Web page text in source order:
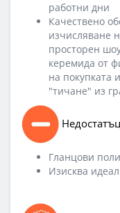
работни дни
Качествено
изчисляване
просторен
керемида от
на покупката
"тичане" из
Гланцови
Изисква